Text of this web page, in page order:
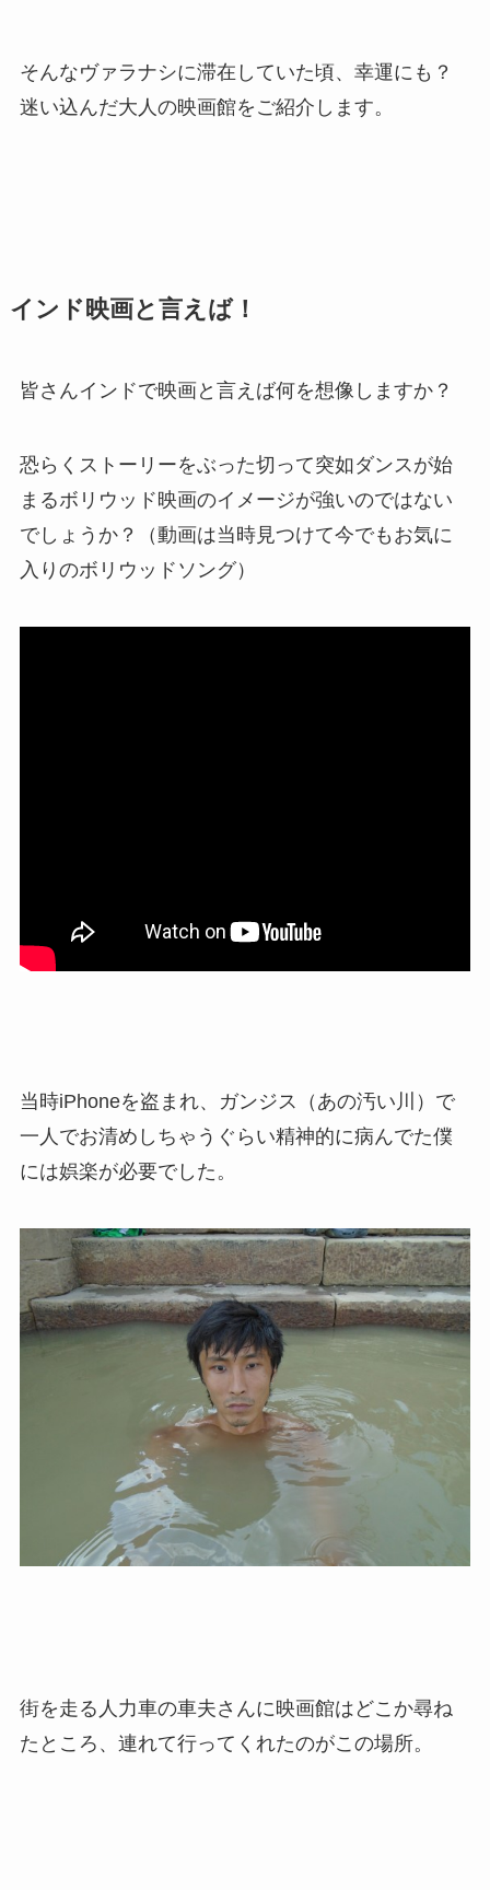
そんなヴァラナシに滞在していた頃、幸運にも？
迷い込んだ大人の映画館をご紹介します。
インド映画と言えば！
皆さんインドで映画と言えば何を想像しますか？
恐らくストーリーをぶった切って突如ダンスが始
まるボリウッド映画のイメージが強いのではない
でしょうか？（動画は当時見つけて今でもお気に
入りのボリウッドソング）
当時iPhoneを盗まれ、ガンジス（あの汚い川）で
一人でお清めしちゃうぐらい精神的に病んでた僕
には娯楽が必要でした。
街を走る人力車の車夫さんに映画館はどこか尋ね
たところ、連れて行ってくれたのがこの場所。